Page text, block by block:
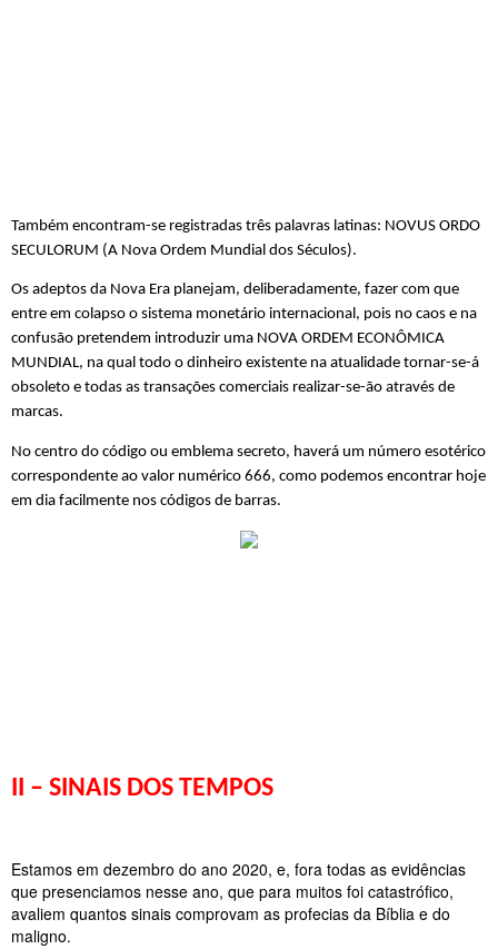
Também encontram-se registradas três palavras latinas: NOVUS ORDO
SECULORUM (A Nova Ordem Mundial dos Séculos).
Os adeptos da Nova Era planejam, deliberadamente, fazer com que
entre em colapso o sistema monetário internacional, pois no caos e na
confusão pretendem introduzir uma NOVA ORDEM ECONÔMICA
MUNDIAL, na qual todo o dinheiro existente na atualidade tornar-se-á
obsoleto e todas as transações comerciais realizar-se-ão através de
marcas.
No centro do código ou emblema secreto, haverá um número esotérico
correspondente ao valor numérico 666, como podemos encontrar hoje
em dia facilmente nos códigos de barras.
II – SINAIS DOS TEMPOS
Estamos em dezembro do ano 2020, e, fora todas as evidências
que presenciamos nesse ano, que para muitos foi catastrófico,
avaliem quantos sinais comprovam as profecias da Bíblia e do
maligno.